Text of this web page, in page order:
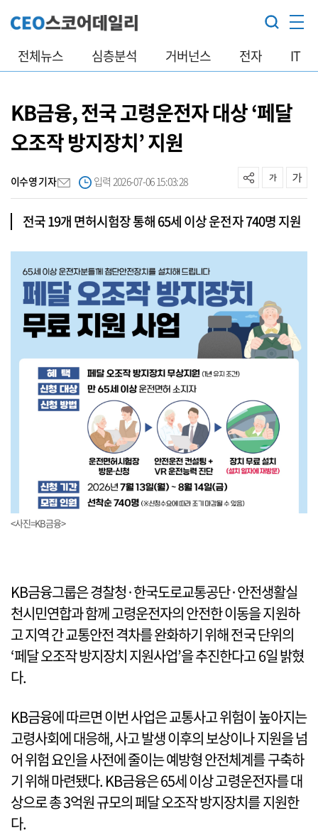
전체뉴스 심층분석 거버넌스 전자 IT
KB금융, 전국 고령운전자 대상 ‘페달
오조작 방지장치’ 지원
이수영 기자 입력 2026-07-06 15:03:28
전국 19개 면허시험장 통해 65세 이상 운전자 740명 지원
<사진=KB금융>
KB금융그룹은 경찰청·한국도로교통공단·안전생활실
천시민연합과 함께 고령운전자의 안전한 이동을 지원하
고 지역 간 교통안전 격차를 완화하기 위해 전국 단위의
‘페달 오조작 방지장치 지원사업’을 추진한다고 6일 밝혔
다.
KB금융에 따르면 이번 사업은 교통사고 위험이 높아지는
고령사회에 대응해, 사고 발생 이후의 보상이나 지원을 넘
어 위험 요인을 사전에 줄이는 예방형 안전체계를 구축하
기 위해 마련됐다. KB금융은 65세 이상 고령운전자를 대
상으로 총 3억원 규모의 페달 오조작 방지장치를 지원한
다.